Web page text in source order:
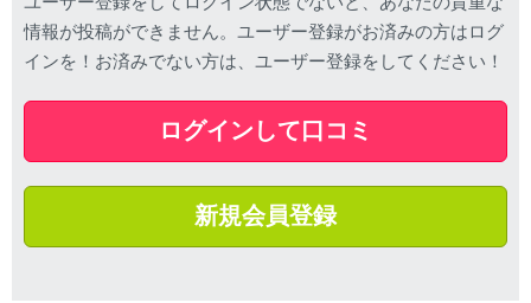
情報が投稿ができません。ユーザー登録がお済みの方はログ
インを！お済みでない方は、ユーザー登録をしてください！
ログインして口コミ
新規会員登録